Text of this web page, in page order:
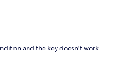
and the key doesn't work